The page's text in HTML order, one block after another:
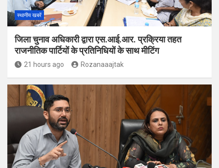
स्थानीय खबरें
जिला चुनाव अधिकारी द्वारा एस.आई.आर. प्रक्रिया तहत
राजनीतिक पार्टियों के प्रतिनिधियों के साथ मीटिंग
21 hours ago Rozanaaajtak